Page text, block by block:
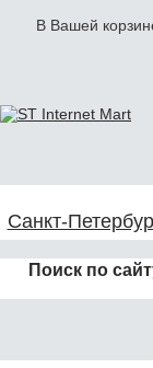
В Вашей
Санкт-
Поиск по